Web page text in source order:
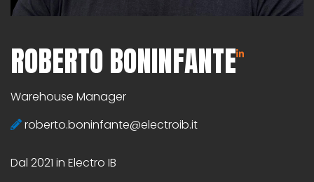
ROBERTO BONINFANTE
Warehouse Manager
roberto.boninfante@electroib.it
Dal 2021 in Electro IB